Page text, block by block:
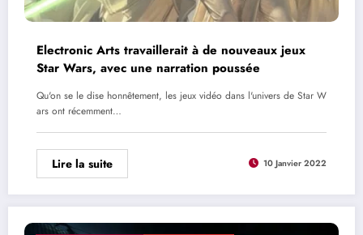
Electronic Arts travaillerait à de nouveaux jeux
Star Wars, avec une narration poussée
Qu'on se le dise honnêtement, les jeux vidéo dans l'univers de Star W
ars ont récemment…
Lire la suite 10 Janvier 2022